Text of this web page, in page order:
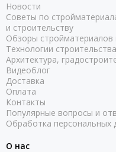
Новости
Советы по
и строительству
Обзоры стройматериалов
Технологии строительства
Архитектура,
Видеоблог
Доставка
Оплата
Контакты
Популярные вопросы и
Обработка персональных
О нас